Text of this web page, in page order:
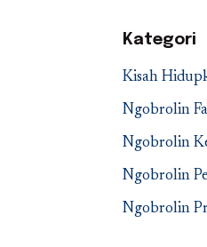
Kategori
Kisah
Ngobrolin
Ngobrolin
Ngobrolin
Ngobrolin